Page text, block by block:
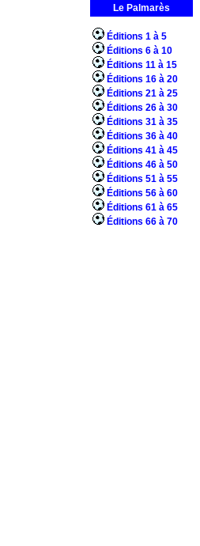
Le Palmarès
Éditions 1 à 5
Éditions 6 à 10
Éditions 11 à 15
Éditions 16 à 20
Éditions 21 à 25
Éditions 26 à 30
Éditions 31 à 35
Éditions 36 à 40
Éditions 41 à 45
Éditions 46 à 50
Éditions 51 à 55
Éditions 56 à 60
Éditions 61 à 65
Éditions 66 à 70